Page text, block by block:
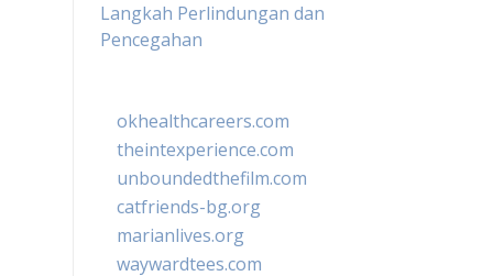
Langkah Perlindungan dan
Pencegahan
okhealthcareers.com
theintexperience.com
unboundedthefilm.com
catfriends-bg.org
marianlives.org
waywardtees.com